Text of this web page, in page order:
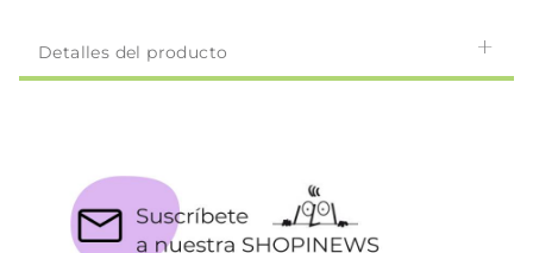
Detalles del producto